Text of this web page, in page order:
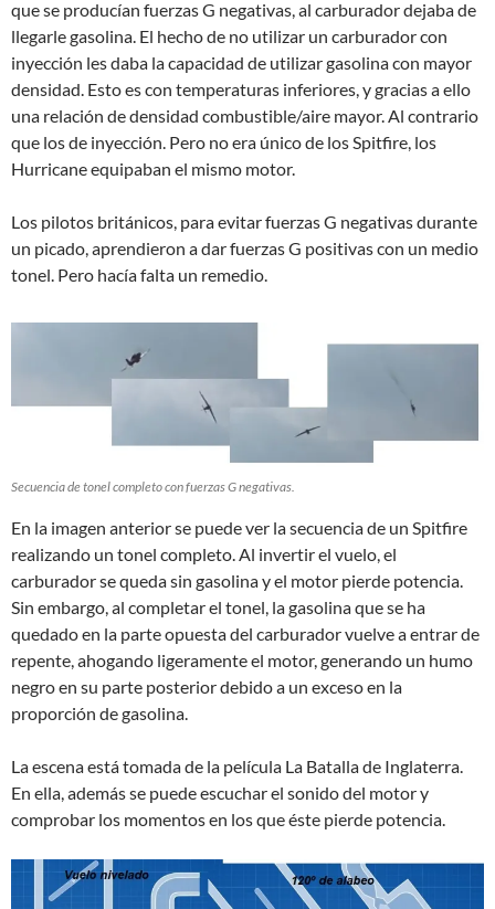
que se producían fuerzas G negativas, al carburador dejaba de
llegarle gasolina. El hecho de no utilizar un carburador con
inyección les daba la capacidad de utilizar gasolina con mayor
densidad. Esto es con temperaturas inferiores, y gracias a ello
una relación de densidad combustible/aire mayor. Al contrario
que los de inyección. Pero no era único de los Spitfire, los
Hurricane equipaban el mismo motor.
Los pilotos británicos, para evitar fuerzas G negativas durante
un picado, aprendieron a dar fuerzas G positivas con un medio
tonel. Pero hacía falta un remedio.
Secuencia de tonel completo con fuerzas G negativas.
En la imagen anterior se puede ver la secuencia de un Spitfire
realizando un tonel completo. Al invertir el vuelo, el
carburador se queda sin gasolina y el motor pierde potencia.
Sin embargo, al completar el tonel, la gasolina que se ha
quedado en la parte opuesta del carburador vuelve a entrar de
repente, ahogando ligeramente el motor, generando un humo
negro en su parte posterior debido a un exceso en la
proporción de gasolina.
La escena está tomada de la película La Batalla de Inglaterra.
En ella, además se puede escuchar el sonido del motor y
comprobar los momentos en los que éste pierde potencia.